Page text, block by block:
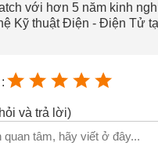
với hơn 5 năm kinh
Kỹ thuật Điện - Điện Tử
và trả lời)